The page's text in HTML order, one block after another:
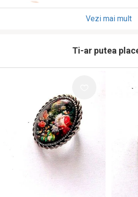
Vezi mai mult
Ti-ar putea